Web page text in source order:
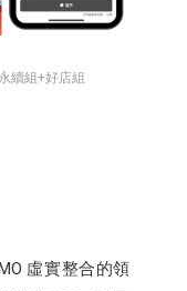
續組+好店組
虛實整合的領